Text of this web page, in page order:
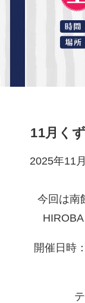
11月く
2025年11
今回は南
開催日時